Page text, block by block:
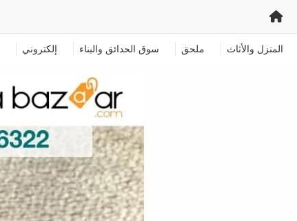
المنزل والأثاث ملحق سوق الحدائق والبناء إلكتروني